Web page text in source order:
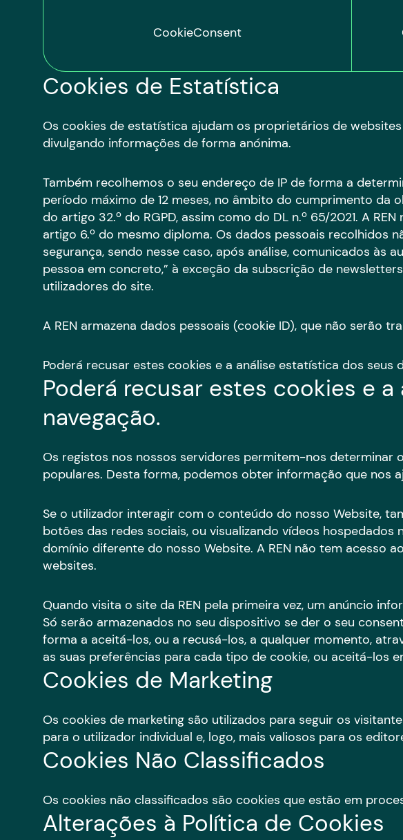
CookieConsent
Cookies de Estatística
Os cookies de estatística ajudam os proprietários de
divulgando informações de forma anónima.
Também recolhemos o seu endereço de IP de forma a
período máximo de 12 meses, no âmbito do cumprimento da
do artigo 32.º do RGPD, assim como do DL n.º 65/2021. A
artigo 6.º do mesmo diploma. Os dados pessoais recolhidos
segurança, sendo nesse caso, após análise, comunicados às
pessoa em concreto,” à exceção da subscrição de
utilizadores do site.
A REN armazena dados pessoais (cookie ID), que não serão
Poderá recusar estes cookies e a análise estatística dos seus
Poderá recusar estes cookies e
navegação.
Os registos nos nossos servidores permitem-nos determinar
populares. Desta forma, podemos obter informação que nos
Se o utilizador interagir com o conteúdo do nosso Website,
botões das redes sociais, ou visualizando vídeos
domínio diferente do nosso Website. A REN não tem acesso
websites.
Quando visita o site da REN pela primeira vez, um anúncio
Só serão armazenados no seu dispositivo se der o seu
forma a aceitá-los, ou a recusá-los, a qualquer momento,
as suas preferências para cada tipo de cookie, ou aceitá-los
Cookies de Marketing
Os cookies de marketing são utilizados para seguir os
para o utilizador individual e, logo, mais valiosos para os
Cookies Não Classificados
Os cookies não classificados são cookies que estão em
Alterações à Política de Cookies